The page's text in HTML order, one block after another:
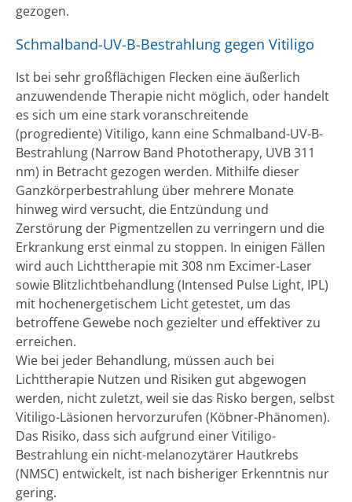
gezogen.
Schmalband-UV-B-Bestrahlung gegen Vitiligo
Ist bei sehr großflächigen Flecken eine äußerlich
anzuwendende Therapie nicht möglich, oder handelt
es sich um eine stark voranschreitende
(progrediente) Vitiligo, kann eine Schmalband-UV-B-
Bestrahlung (Narrow Band Phototherapy, UVB 311
nm) in Betracht gezogen werden. Mithilfe dieser
Ganzkörperbestrahlung über mehrere Monate
hinweg wird versucht, die Entzündung und
Zerstörung der Pigmentzellen zu verringern und die
Erkrankung erst einmal zu stoppen. In einigen Fällen
wird auch Lichttherapie mit 308 nm Excimer-Laser
sowie Blitzlichtbehandlung (Intensed Pulse Light, IPL)
mit hochenergetischem Licht getestet, um das
betroffene Gewebe noch gezielter und effektiver zu
erreichen.
Wie bei jeder Behandlung, müssen auch bei
Lichttherapie Nutzen und Risiken gut abgewogen
werden, nicht zuletzt, weil sie das Risko bergen, selbst
Vitiligo-Läsionen hervorzurufen (Köbner-Phänomen).
Das Risiko, dass sich aufgrund einer Vitiligo-
Bestrahlung ein nicht-melanozytärer Hautkrebs
(NMSC) entwickelt, ist nach bisheriger Erkenntnis nur
gering.